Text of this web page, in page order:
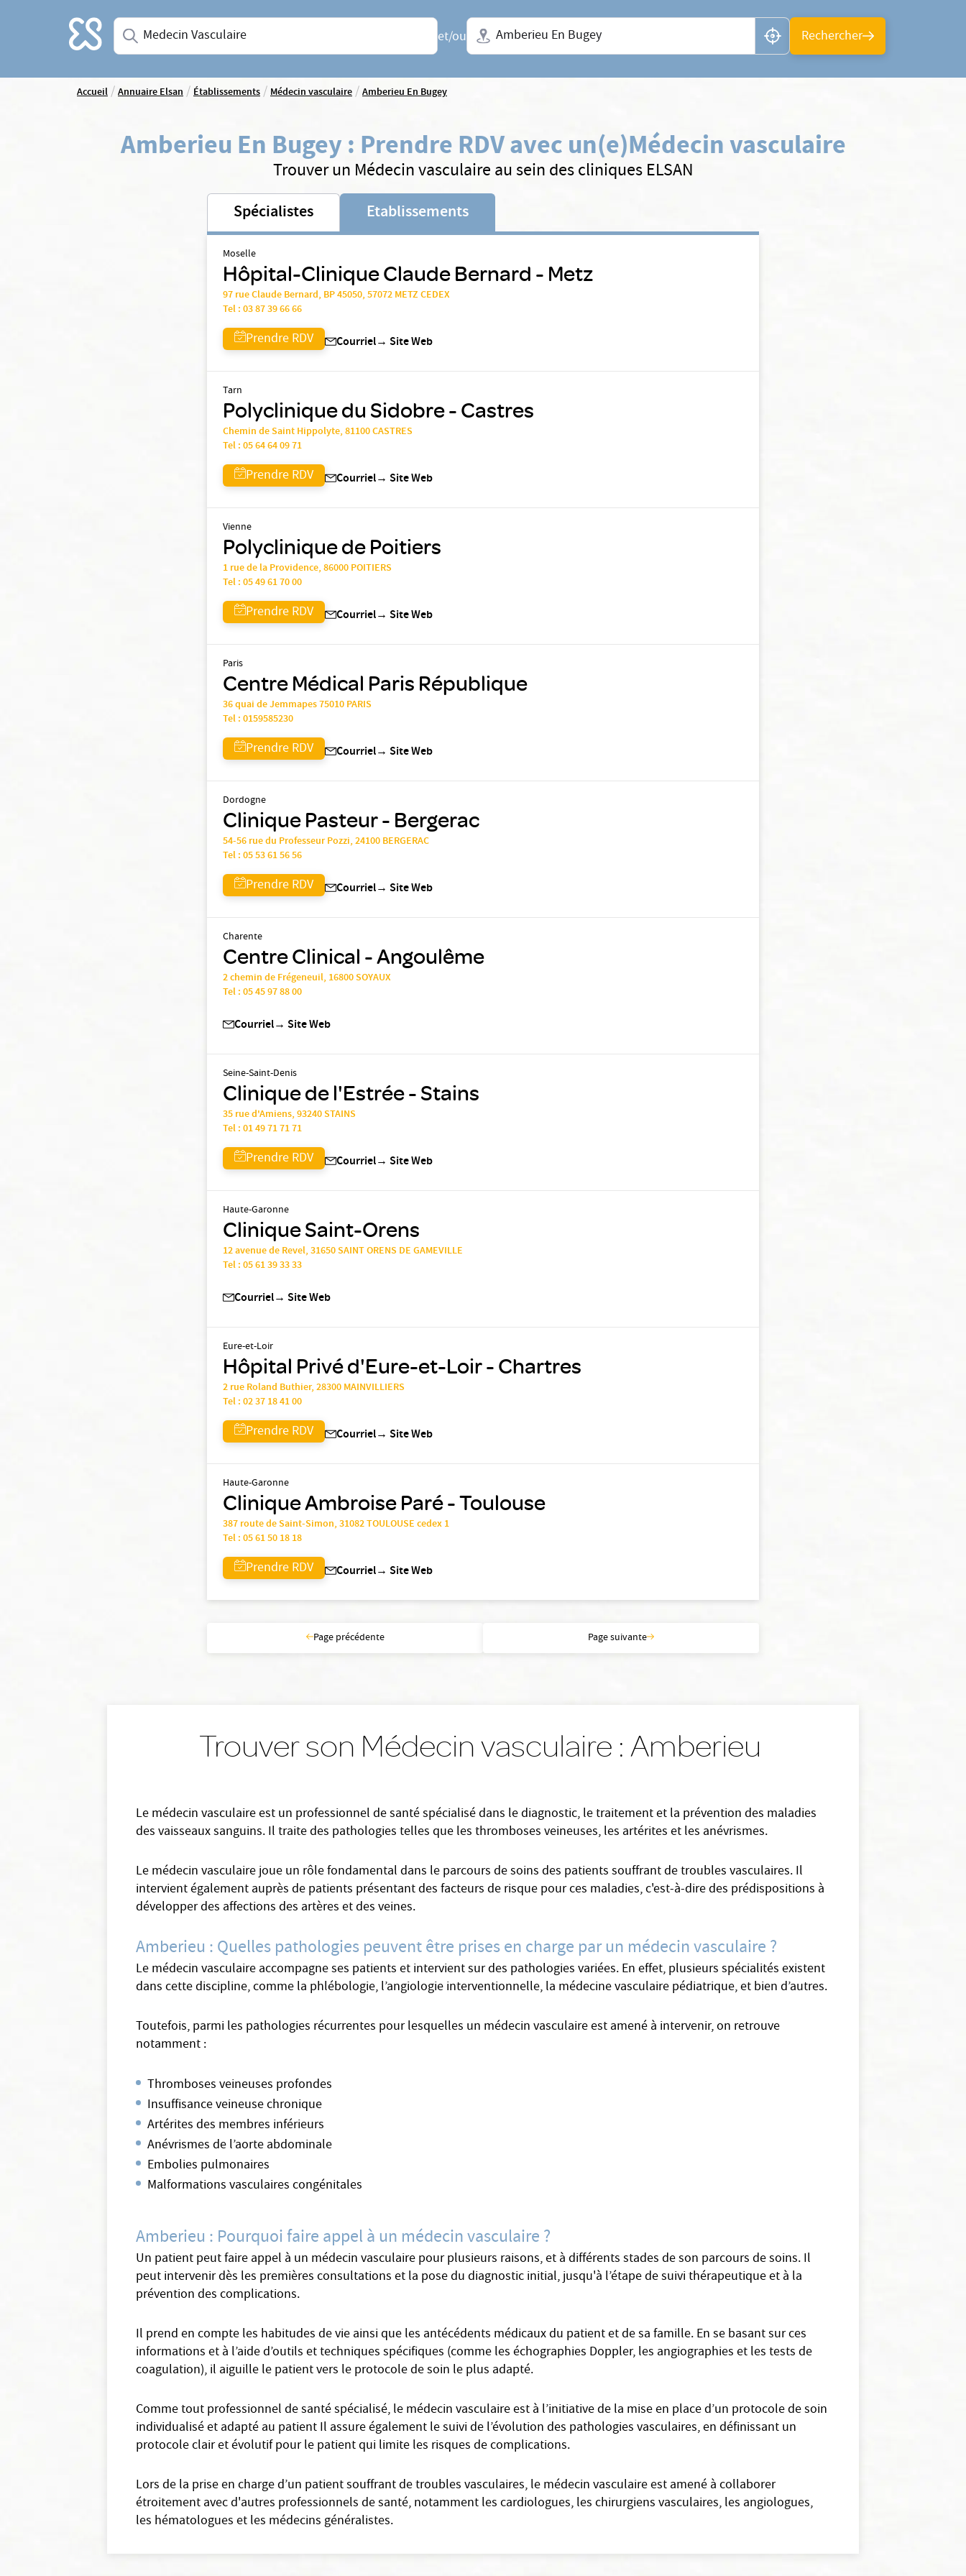
Accueil Saisissez une spécialité ou un service
et/ou
Ville + N° de département, région ou CP
Rechercher
Accueil/Annuaire Elsan/Établissements/Médecin vasculaire/Amberieu En Bugey
Amberieu En Bugey : Prendre RDV avec un(e)Médecin vasculaire
Trouver un Médecin vasculaire au sein des cliniques ELSAN
Spécialistes Etablissements
Moselle
Hôpital-Clinique Claude Bernard - Metz
97 rue Claude Bernard, BP 45050, 57072 METZ CEDEX
Tel :03 87 39 66 66
Prendre RDV Courriel→ Site Web
Tarn
Polyclinique du Sidobre - Castres
Chemin de Saint Hippolyte, 81100 CASTRES
Tel :05 64 64 09 71
Prendre RDV Courriel→ Site Web
Vienne
Polyclinique de Poitiers
1 rue de la Providence, 86000 POITIERS
Tel :05 49 61 70 00
Prendre RDV Courriel→ Site Web
Paris
Centre Médical Paris République
36 quai de Jemmapes 75010 PARIS
Tel :0159585230
Prendre RDV Courriel→ Site Web
Dordogne
Clinique Pasteur - Bergerac
54-56 rue du Professeur Pozzi, 24100 BERGERAC
Tel :05 53 61 56 56
Prendre RDV Courriel→ Site Web
Charente
Centre Clinical - Angoulême
2 chemin de Frégeneuil, 16800 SOYAUX
Tel :05 45 97 88 00
Courriel→ Site Web
Seine-Saint-Denis
Clinique de l'Estrée - Stains
35 rue d'Amiens, 93240 STAINS
Tel :01 49 71 71 71
Prendre RDV Courriel→ Site Web
Haute-Garonne
Clinique Saint-Orens
12 avenue de Revel, 31650 SAINT ORENS DE GAMEVILLE
Tel :05 61 39 33 33
Courriel→ Site Web
Eure-et-Loir
Hôpital Privé d'Eure-et-Loir - Chartres
2 rue Roland Buthier, 28300 MAINVILLIERS
Tel :02 37 18 41 00
Prendre RDV Courriel→ Site Web
Haute-Garonne
Clinique Ambroise Paré - Toulouse
387 route de Saint-Simon, 31082 TOULOUSE cedex 1
Tel :05 61 50 18 18
Prendre RDV Courriel→ Site Web
Page précédente Page suivante
Trouver son Médecin vasculaire : Amberieu
Le médecin vasculaire est un professionnel de santé spécialisé dans le diagnostic, le traitement et la prévention des maladies
des vaisseaux sanguins. Il traite des pathologies telles que les thromboses veineuses, les artérites et les anévrismes.
Le médecin vasculaire joue un rôle fondamental dans le parcours de soins des patients souffrant de troubles vasculaires. Il
intervient également auprès de patients présentant des facteurs de risque pour ces maladies, c'est-à-dire des prédispositions à
développer des affections des artères et des veines.
Amberieu : Quelles pathologies peuvent être prises en charge par un médecin vasculaire ?
Le médecin vasculaire accompagne ses patients et intervient sur des pathologies variées. En effet, plusieurs spécialités existent
dans cette discipline, comme la phlébologie, l’angiologie interventionnelle, la médecine vasculaire pédiatrique, et bien d’autres.
Toutefois, parmi les pathologies récurrentes pour lesquelles un médecin vasculaire est amené à intervenir, on retrouve
notamment :
Thromboses veineuses profondes
Insuffisance veineuse chronique
Artérites des membres inférieurs
Anévrismes de l’aorte abdominale
Embolies pulmonaires
Malformations vasculaires congénitales
Amberieu : Pourquoi faire appel à un médecin vasculaire ?
Un patient peut faire appel à un médecin vasculaire pour plusieurs raisons, et à différents stades de son parcours de soins. Il
peut intervenir dès les premières consultations et la pose du diagnostic initial, jusqu'à l’étape de suivi thérapeutique et à la
prévention des complications.
Il prend en compte les habitudes de vie ainsi que les antécédents médicaux du patient et de sa famille. En se basant sur ces
informations et à l’aide d’outils et techniques spécifiques (comme les échographies Doppler, les angiographies et les tests de
coagulation), il aiguille le patient vers le protocole de soin le plus adapté.
Comme tout professionnel de santé spécialisé, le médecin vasculaire est à l’initiative de la mise en place d’un protocole de soin
individualisé et adapté au patient Il assure également le suivi de l’évolution des pathologies vasculaires, en définissant un
protocole clair et évolutif pour le patient qui limite les risques de complications.
Lors de la prise en charge d’un patient souffrant de troubles vasculaires, le médecin vasculaire est amené à collaborer
étroitement avec d'autres professionnels de santé, notamment les cardiologues, les chirurgiens vasculaires, les angiologues,
les hématologues et les médecins généralistes.